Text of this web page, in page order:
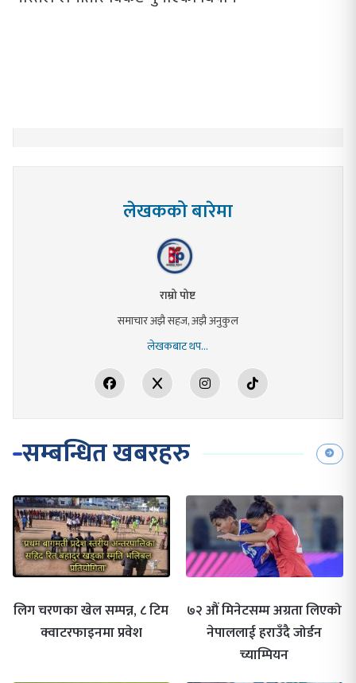
लेखकको बारेमा
राम्रो पोष्ट
समाचार अझै सहज, अझै अनुकुल
लेखकबाट थप...
सम्बन्धित खबरहरु
लिग चरणका खेल सम्पन्न, ८ टिम
क्वाटरफाइनमा प्रवेश
७२ औं मिनेटसम्म अग्रता लिएको
नेपाललाई हराउँदै जोर्डन
च्याम्पियन